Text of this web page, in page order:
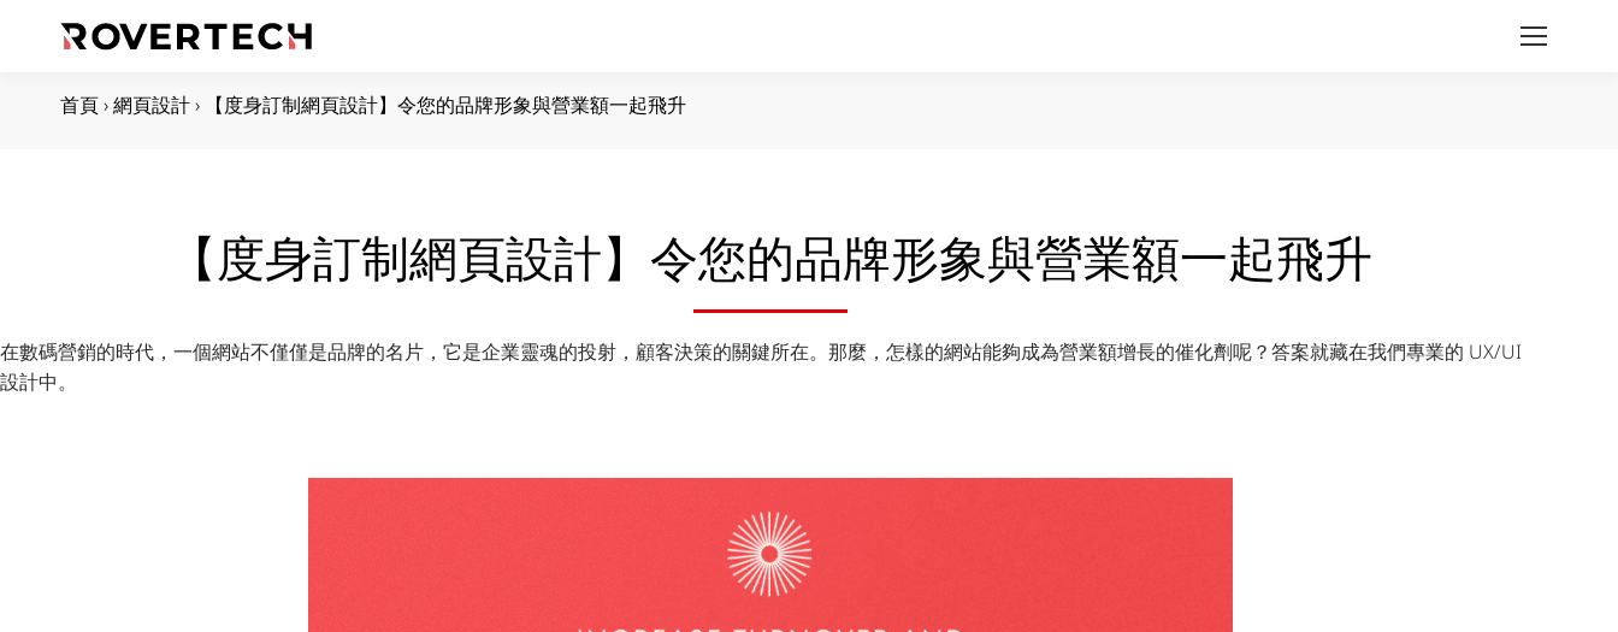
首頁›網頁設計› 【度身訂制網頁設計】令您的品牌形象與營業額一起飛升
【度身訂制網頁設計】令您的品牌形象與營業額一起飛升
在數碼營銷的時代，一個網站不僅僅是品牌的名片，它是企業靈魂的投射，顧客決策的關鍵所在。那麼，怎樣的網站能夠成為營業額增長的催化劑呢？答案就藏在我們專業的 UX/UI
設計中。